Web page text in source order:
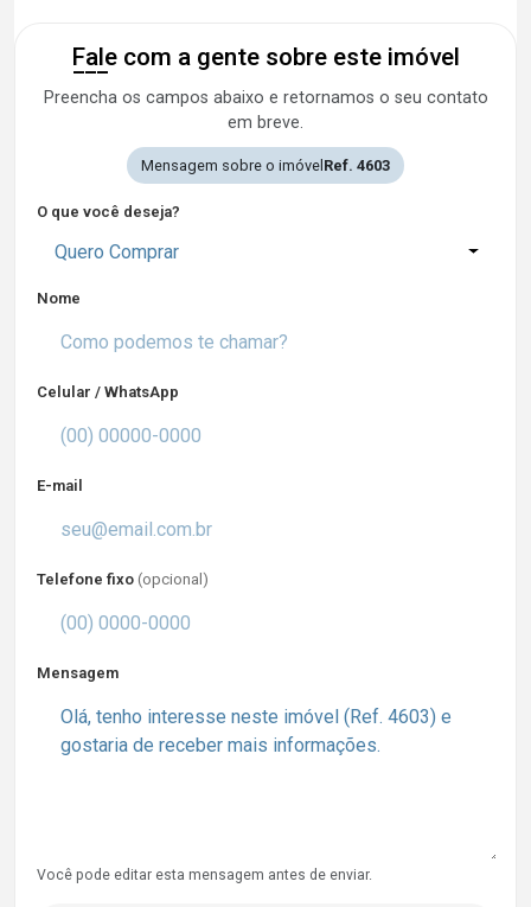
Fale com a gente sobre este imóvel
Preencha os campos abaixo e retornamos o seu contato
em breve.
Mensagem sobre o imóvelRef. 4603
O que você deseja?
Quero Comprar
Nome
Celular / WhatsApp
E-mail
Telefone fixo (opcional)
Mensagem
Você pode editar esta mensagem antes de enviar.